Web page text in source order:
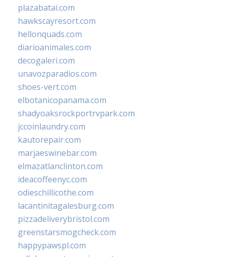
plazabatai.com
hawkscayresort.com
hellonquads.com
diarioanimales.com
decogaleri.com
unavozparadios.com
shoes-vert.com
elbotanicopanama.com
shadyoaksrockportrvpark.com
jccoinlaundry.com
kautorepair.com
marjaeswinebar.com
elmazatlanclinton.com
ideacoffeenyc.com
odieschillicothe.com
lacantinitagalesburg.com
pizzadeliverybristol.com
greenstarsmogcheck.com
happypawspl.com